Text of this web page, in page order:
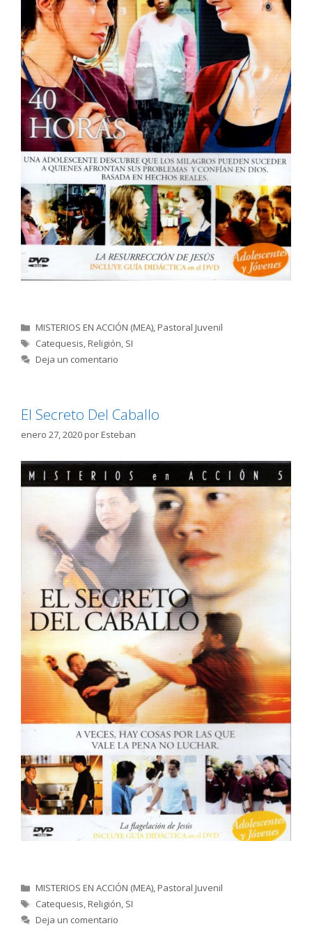
Categorías
MISTERIOS EN ACCIÓN (MEA),Pastoral Juvenil
Etiquetas
Catequesis,Religión, SI
Deja un comentario
El Secreto Del Caballo
enero 27, 2020porEsteban
Categorías
MISTERIOS EN ACCIÓN (MEA),Pastoral Juvenil
Etiquetas
Catequesis,Religión, SI
Deja un comentario